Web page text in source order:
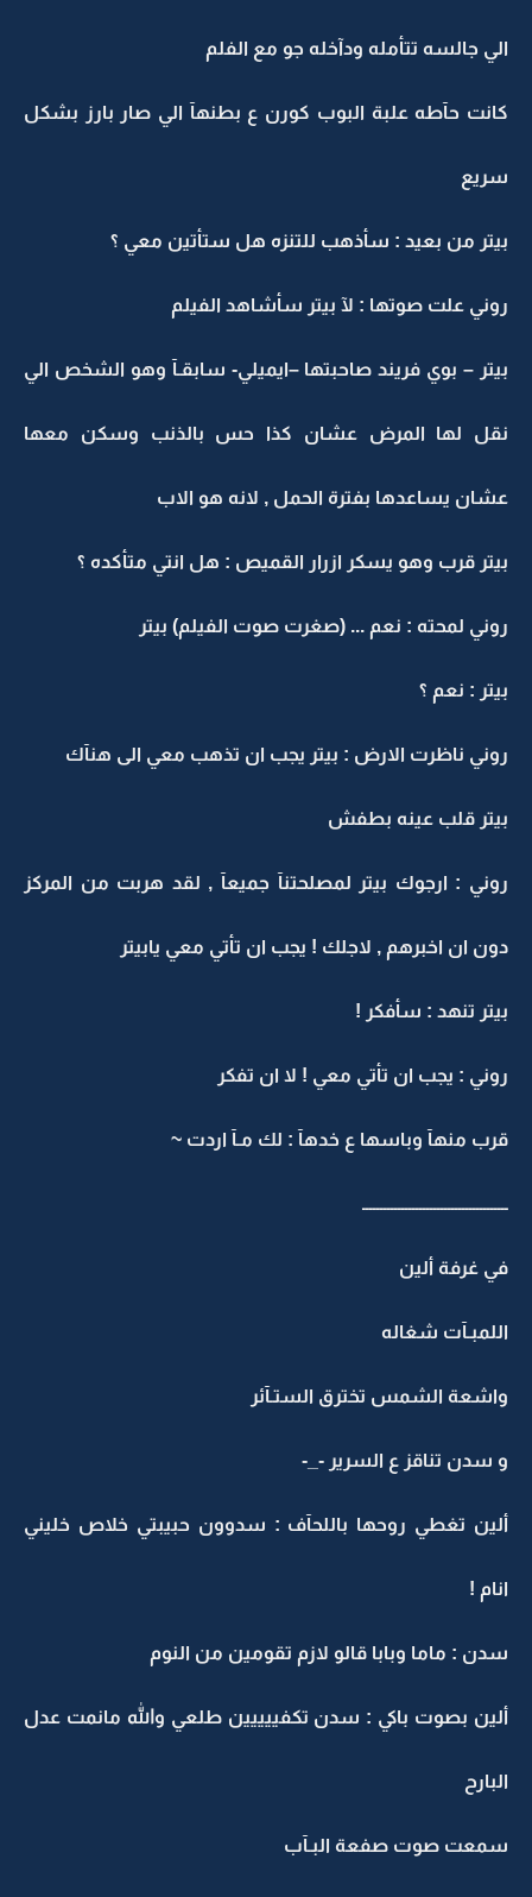
الي جالسه تتأمله ودآخله جو مع الفلم
كانت حآطه علبة البوب كورن ع بطنهآ الي صار بارز بشكل
سريع
بيتر من بعيد : سأذهب للتنزه هل ستأتين معي ؟
روني علت صوتها : لآ بيتر سأشاهد الفيلم
بيتر – بوي فريند صاحبتها –ايميلي- سابقـآ وهو الشخص الي
نقل لها المرض عشان كذا حس بالذنب وسكن معها
عشان يساعدها بفترة الحمل , لانه هو الاب
بيتر قرب وهو يسكر ازرار القميص : هل انتي متأكده ؟
روني لمحته : نعم ... (صغرت صوت الفيلم) بيتر
بيتر : نعم ؟
روني ناظرت الارض : بيتر يجب ان تذهب معي الى هنآك
بيتر قلب عينه بطفش
روني : ارجوك بيتر لمصلحتنآ جميعآ , لقد هربت من المركز
دون ان اخبرهم , لاجلك ! يجب ان تأتي معي يابيتر
بيتر تنهد : سأفكر !
روني : يجب ان تأتي معي ! لا ان تفكر
قرب منهآ وباسها ع خدهآ : لك مـآ اردت ~
ـــــــــــــــــــــــــــــــــــــــــ
في غرفة ألين
اللمبـآت شغاله
واشعة الشمس تخترق الستـآئر
و سدن تناقز ع السرير -_-
ألين تغطي روحها باللحآف : سدوون حبيبتي خلاص خليني
انام !
سدن : ماما وبابا قالو لازم تقومين من النوم
ألين بصوت باكي : سدن تكفييييين طلعي والله مانمت عدل
البارح
سمعت صوت صفعة البـآب